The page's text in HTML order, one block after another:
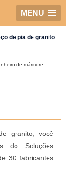
MENU
de pia de granito
de mármore
granito, você
do Soluções
30 fabricantes